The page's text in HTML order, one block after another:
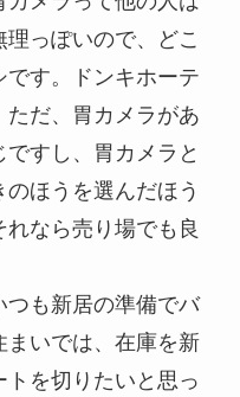
っぽいので、どこ
です。ドンキホーテ
ただ、胃カメラがあ
すし、胃カメラと
ほうを選んだほう
なら売り場でも良
つも新居の準備でバ
まいでは、在庫を新
を切りたいと思っ